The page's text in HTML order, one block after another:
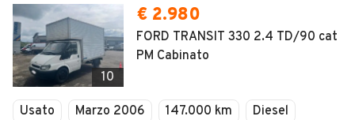
10
€ 2.980
FORD TRANSIT 330 2.4 TD/90 cat
PM Cabinato
Usato Marzo 2006 147.000 km Diesel